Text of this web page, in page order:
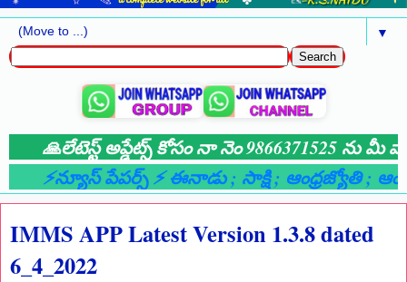
▼
🙏లేటెస్ట్ అప్డేట్స్ కోసం నా నెం 9866371525 ను మీ
⚡న్యూస్ పేపర్స్ ⚡ ఈనాడు; సాక్షి; ఆంధ్రజ్యోతి;
IMMS APP Latest Version 1.3.8 dated
6_4_2022